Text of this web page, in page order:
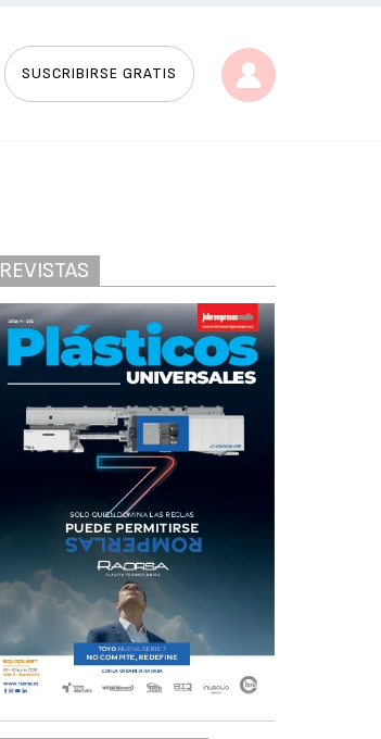
SUSCRIBIRSE GRATIS
REVISTAS